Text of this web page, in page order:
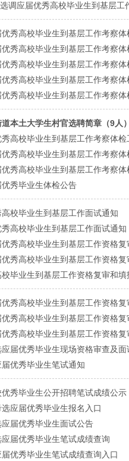
调应届优秀高校毕业生到基层工
秀高校毕业生到基层工作考察体
秀高校毕业生到基层工作考察体
秀高校毕业生到基层工作考察体
秀高校毕业生到基层工作考察体
秀高校毕业生到基层工作考察体
本土大学生村官选聘简章（9人）
高校毕业生到基层工作考察体检
秀高校毕业生到基层工作考察体
秀高校毕业生到基层工作考察体
秀毕业生体检公告
校毕业生到基层工作面试通知
高校毕业生到基层工作面试通知
秀高校毕业生到基层工作资格复
秀高校毕业生到基层工作资格复
毕业生到基层工作资格复审和填
秀高校毕业生到基层工作资格复
秀高校毕业生到基层工作资格复
秀高校毕业生到基层工作资格复
届优秀毕业生现场资格审查及面
优秀毕业生笔试通知
秀毕业生公开招聘笔试成绩公示
应届优秀毕业生报名入口
届优秀毕业生面试公告
届优秀毕业生笔试成绩查询
优秀毕业生笔试成绩查询入口